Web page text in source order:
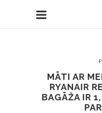
MĀTI AR
RYANAIR
BAGĀŽA IR